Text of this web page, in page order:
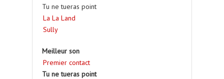
Tu ne tueras point
La La Land
Sully
Meilleur son
Premier contact
Tu ne tueras point